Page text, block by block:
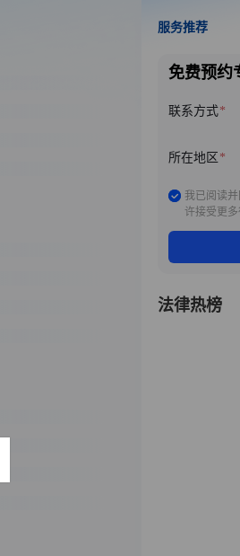
服务推荐
免费预约
联系方式
所在地区
我已阅读并
许接受更
法律热榜